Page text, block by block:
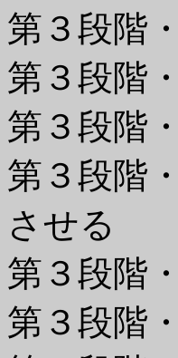
第３段階
第３段階
第３段階
第３段階
させる
第３段階
第３段階